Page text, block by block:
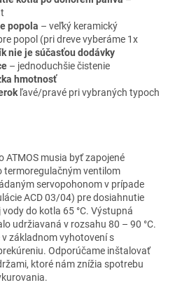
popola – veľký keramický
popol (pri dreve vyberáme 1x
nie je súčasťou dodávky
– jednoduchšie čistenie
hmotnosť
ľavé/pravé pri vybraných typoch
ATMOS musia byť zapojené
termoregulačným ventilom
servopohonom v prípade
ACD 03/04) pre dosiahnutie
do kotla 65 °C. Výstupná
udržiavaná v rozsahu 80 – 90 °C.
základnom vyhotovení s
Odporúčame inštalovať
ktoré nám znížia spotrebu